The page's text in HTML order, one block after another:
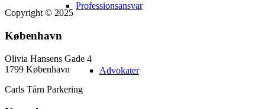
Professionsansvar
Advokater
Copyright © 2025
København
Olivia Hansens Gade 4
1799 København
Carls Tårn Parkering